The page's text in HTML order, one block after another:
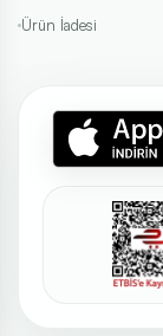
Ürün İadesi